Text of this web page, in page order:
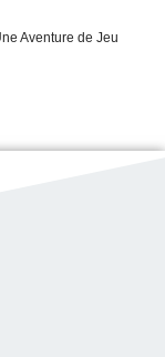
Aventure de Jeu